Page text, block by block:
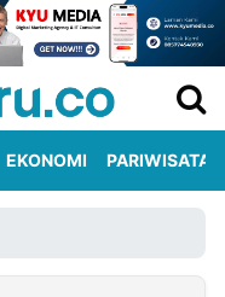
EKONOMI PARIWISATA